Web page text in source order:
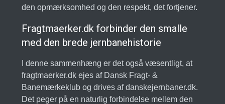
den opmærksomhed og den respekt, det fortjener.
Fragtmaerker.dk forbinder den smalle
med den brede jernbanehistorie
I denne sammenhæng er det også væsentligt, at
fragtmaerker.dk ejes af Dansk Fragt- &
Banemærkeklub og drives af danskejernbaner.dk.
Det peger på en naturlig forbindelse mellem den